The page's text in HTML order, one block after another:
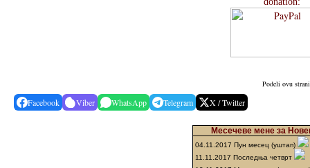
Podeli ovu
Facebook Viber WhatsApp Telegram X / Twitter
Месечеве мене за
04.11.2017 Пун месец (уштап)
11.11.2017 Последња четврт